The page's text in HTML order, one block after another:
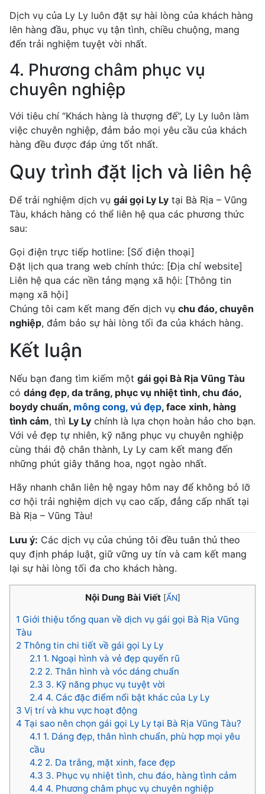
Dịch vụ của Ly Ly luôn đặt sự hài lòng của khách hàng
lên hàng đầu, phục vụ tận tình, chiều chuộng, mang
đến trải nghiệm tuyệt vời nhất.
4. Phương châm phục vụ
chuyên nghiệp
Với tiêu chí “Khách hàng là thượng đế”, Ly Ly luôn làm
việc chuyên nghiệp, đảm bảo mọi yêu cầu của khách
hàng đều được đáp ứng tốt nhất.
Quy trình đặt lịch và liên hệ
Để trải nghiệm dịch vụ gái gọi Ly Ly tại Bà Rịa – Vũng
Tàu, khách hàng có thể liên hệ qua các phương thức
sau:
Gọi điện trực tiếp hotline: [Số điện thoại]
Đặt lịch qua trang web chính thức: [Địa chỉ website]
Liên hệ qua các nền tảng mạng xã hội: [Thông tin
mạng xã hội]
Chúng tôi cam kết mang đến dịch vụ chu đáo, chuyên
nghiệp, đảm bảo sự hài lòng tối đa của khách hàng.
Kết luận
Nếu bạn đang tìm kiếm một gái gọi Bà Rịa Vũng Tàu
có dáng đẹp, da trắng, phục vụ nhiệt tình, chu đáo,
boydy chuẩn, mông cong, vú đẹp, face xinh, hàng
tình cảm, thì Ly Ly chính là lựa chọn hoàn hảo cho bạn.
Với vẻ đẹp tự nhiên, kỹ năng phục vụ chuyên nghiệp
cùng thái độ chân thành, Ly Ly cam kết mang đến
những phút giây thăng hoa, ngọt ngào nhất.
Hãy nhanh chân liên hệ ngay hôm nay để không bỏ lỡ
cơ hội trải nghiệm dịch vụ cao cấp, đẳng cấp nhất tại
Bà Rịa – Vũng Tàu!
Lưu ý: Các dịch vụ của chúng tôi đều tuân thủ theo
quy định pháp luật, giữ vững uy tín và cam kết mang
lại sự hài lòng tối đa cho khách hàng.
Nội Dung Bài Viết [ẨN]
1 Giới thiệu tổng quan về dịch vụ gái gọi Bà Rịa Vũng
Tàu
2 Thông tin chi tiết về gái gọi Ly Ly
2.1 1. Ngoại hình và vẻ đẹp quyến rũ
2.2 2. Thân hình và vóc dáng chuẩn
2.3 3. Kỹ năng phục vụ tuyệt vời
2.4 4. Các đặc điểm nổi bật khác của Ly Ly
3 Vị trí và khu vực hoạt động
4 Tại sao nên chọn gái gọi Ly Ly tại Bà Rịa Vũng Tàu?
4.1 1. Dáng đẹp, thân hình chuẩn, phù hợp mọi yêu
cầu
4.2 2. Da trắng, mặt xinh, face đẹp
4.3 3. Phục vụ nhiệt tình, chu đáo, hàng tình cảm
4.4 4. Phương châm phục vụ chuyên nghiệp